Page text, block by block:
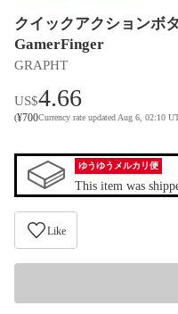
クイックアクションボ
GamerFinger
GRAPHT
US$4.66
(¥700Currency rate updated Aug 6, 02:10
ゆうゆうメルカリ便
This item was
Like